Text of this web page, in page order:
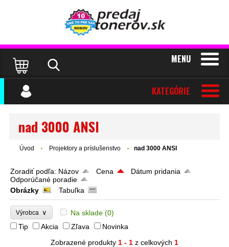
MENU
KATEGÓRIE
nad 3000 ANSI
Úvod Projektory a príslušenstvo nad 3000 ANSI
Zoradiť podľa: Názov Cena
Dátum pridania
Odporúčané poradie
Obrázky
Tabuľka
Výrobca ∨ Na sklade (0)
Tip
Akcia Zľava
Novinka
Zobrazené produkty 1 - 1 z celkových 1